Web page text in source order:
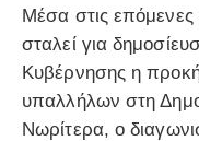
Μέσα στις επόμενες
σταλεί για
Κυβέρνησης η
υπαλλήλων στη
Νωρίτερα, ο